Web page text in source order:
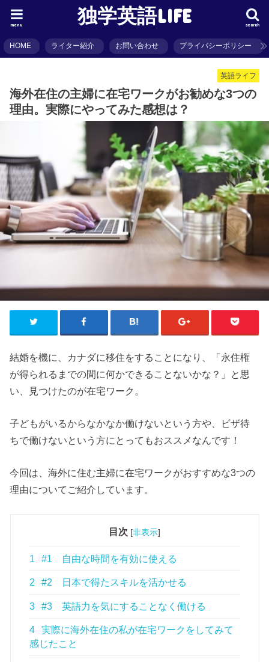
独学英語LIFE search
menu
HOME ライター紹介 お問い合わせ プライバシーポリシー
英語ライフ
海外在住の主婦に在宅ワークがお勧めな3つの
理由。実際にやってみた感想は？
結婚を機に、カナダに移住をすることになり、「永住権
が得られるまでの間に何かできることないかな？」と思
い、見つけたのが在宅ワーク。
子どもがいるからなかなか働けないという方や、ビザ待
ちで働けないという方にとってもおススメなんです！
今回は、海外に住む主婦に在宅ワークがおすすめな3つの
理由についてご紹介しています。
目次 [非表示]
1 #1 自由な時間を有効に使える
2 #2 日本で得たスキルを活かせる
3 #3 英語力を気にすることなく働ける
4
実際に海外在住の私が在宅ワークをしてみて
感じたこと